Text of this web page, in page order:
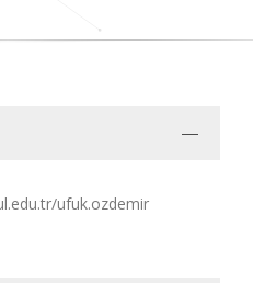
ufuk.ozdemir